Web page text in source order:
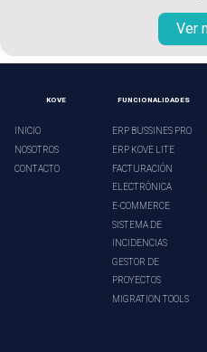
Ver
KOVE
INICIO
NOSOTROS
CONTACTO
FUNCIONALIDADES
ERP BUSSINES PRO
ERP KOVE LITE
FACTURACIÓN
ELECTRÓNICA
E-COMMERCE
SISTEMA DE
INCIDENCIAS
GESTOR DE
PROYECTOS
MIGRATION TOOLS